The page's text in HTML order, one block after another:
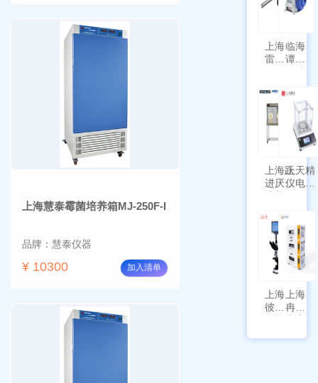
上海慧泰霉菌培养箱MJ-250F-I
品牌：慧泰仪器
¥ 10300 加入清单
上海
雷磁
符合
新国
标带
功能
临海
谭氏
干式
泵
SPL-
10
上海跃
进厌氧
培养箱
III-T
上天精
仪电子
带审计
追踪功
能
上海
彼爱
姆视
上海
冉绘
大容